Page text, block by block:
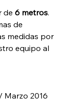
de 6 metros.
de
medidas por
equipo al
Marzo 2016